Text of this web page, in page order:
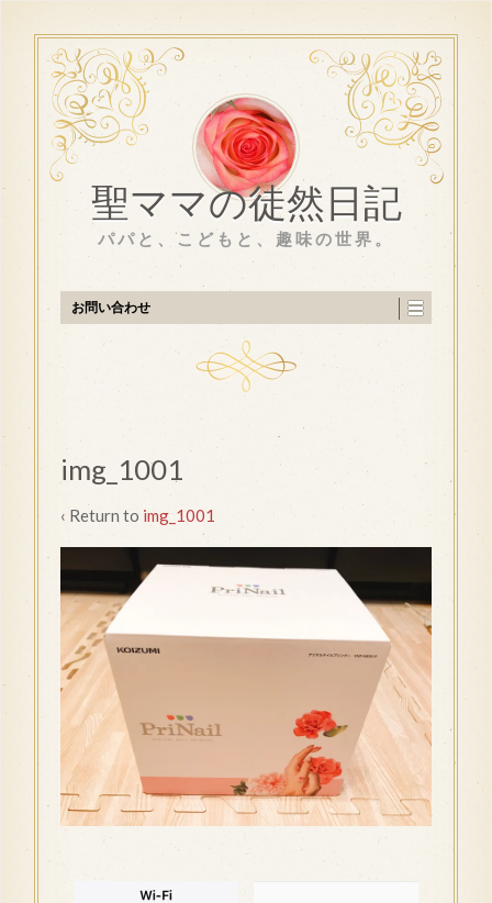
聖ママの徒然日記
パパと、こどもと、趣味の世界。
お問い合わせ
img_1001
‹ Return to img_1001